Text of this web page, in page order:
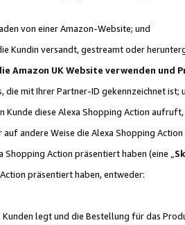
von einer Amazon-Website; und
Kundin versandt, gestreamt oder
UK Website verwenden und
mit Ihrer Partner-ID gekennzeichnet ist;
diese Alexa Shopping Action
andere Weise die Alexa Shopping
Action präsentiert haben (eine „
präsentiert haben, entweder:
legt und die Bestellung für das